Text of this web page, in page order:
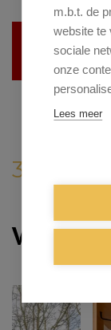
3600
Verkocht
m.b.t. de
website te
sociale
onze
Lees meer